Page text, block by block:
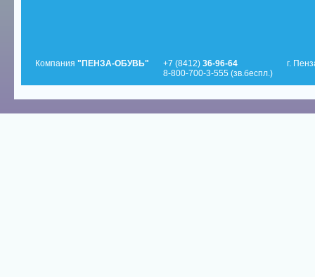
Компания "ПЕНЗА-ОБУВЬ" +7 (8412) 36-96-64
8-800-700-3-555 (зв.беспл.)
г.